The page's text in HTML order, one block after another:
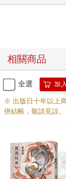
相關商品
全選 加
※ 出版日十年以上
併結帳，敬請見諒。